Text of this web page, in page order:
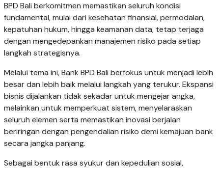
BPD Bali berkomitmen memastikan seluruh kondisi
fundamental, mulai dari kesehatan finansial, permodalan,
kepatuhan hukum, hingga keamanan data, tetap terjaga
dengan mengedepankan manajemen risiko pada setiap
langkah strategisnya.
Melalui tema ini, Bank BPD Bali berfokus untuk menjadi lebih
besar dan lebih baik melalui langkah yang terukur. Ekspansi
bisnis dijalankan tidak sekadar untuk mengejar angka,
melainkan untuk memperkuat sistem, menyelaraskan
seluruh elemen serta memastikan inovasi berjalan
beriringan dengan pengendalian risiko demi kemajuan bank
secara jangka panjang.
Sebagai bentuk rasa syukur dan kepedulian sosial,